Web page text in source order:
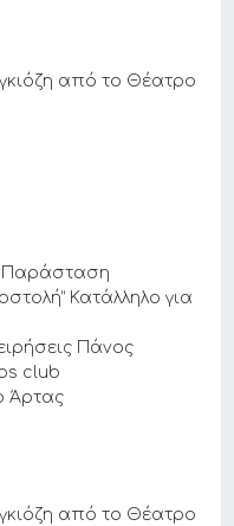
από το Θέατρο
Παράσταση
Κατάλληλο για
Πάνος
club
Άρτας
από το Θέατρο